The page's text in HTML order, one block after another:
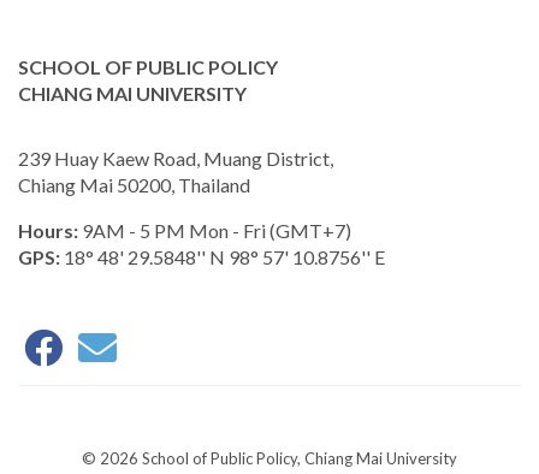
SCHOOL OF PUBLIC POLICY
CHIANG MAI UNIVERSITY
239 Huay Kaew Road, Muang District,
Chiang Mai 50200, Thailand
Hours: 9AM - 5 PM Mon - Fri (GMT+7)
GPS: 18° 48' 29.5848'' N 98° 57' 10.8756'' E
© 2026 School of Public Policy, Chiang Mai University